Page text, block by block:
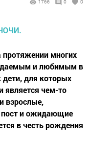
1766 0 0
многих
и любимым в
дети, для которых
является чем-то
взрослые,
пост и ожидающие
в честь рождения